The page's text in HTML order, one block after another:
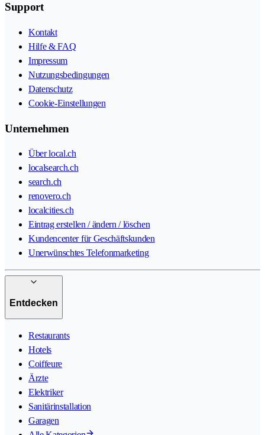
Support
Kontakt
Hilfe & FAQ
Impressum
Nutzungsbedingungen
Datenschutz
Cookie-Einstellungen
Unternehmen
Über local.ch
localsearch.ch
search.ch
renovero.ch
localcities.ch
Eintrag erstellen / ändern / löschen
Kundencenter für Geschäftskunden
Unerwünschtes Telefonmarketing
Entdecken
Restaurants
Hotels
Coiffeure
Ärzte
Elektriker
Sanitärinstallation
Garagen